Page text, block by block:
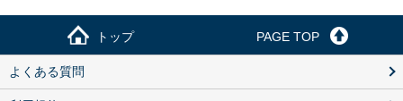
トップ PAGE TOP
よくある質問